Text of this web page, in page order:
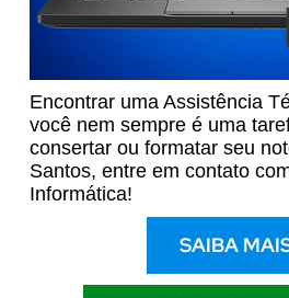
Encontrar uma Assistência
você nem sempre é uma
consertar ou formatar seu
Santos, entre em contato
Informática!
SAIBA